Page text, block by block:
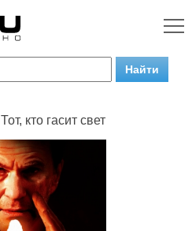
Тот, кто гасит свет